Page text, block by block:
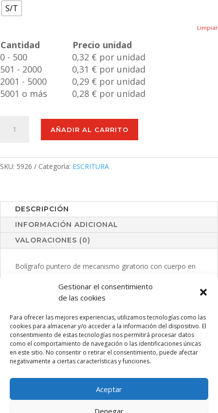
Gestionar el consentimiento
de las cookies
Para ofrecer las mejores experiencias, utilizamos tecnologías como las
cookies para almacenar y/o acceder a la información del dispositivo. El
consentimiento de estas tecnologías nos permitirá procesar datos
como el comportamiento de navegación o las identificaciones únicas
en este sitio. No consentir o retirar el consentimiento, puede afectar
negativamente a ciertas características y funciones.
Aceptar
Denegar
S/T
Limpiar
Cantidad
Precio unidad
0 - 500
0,32 € por unidad
501 - 2000
0,31 € por unidad
2001 - 5000
0,29 € por unidad
5001 o más
0,28 € por unidad
Puntero
AÑADIR AL CARRITO
SKU: 5926 Categoría: ESCRITURA
DESCRIPCIÓN
INFORMACIÓN ADICIONAL
VALORACIONES (0)
Bolígrafo puntero de mecanismo giratorio con cuerpo en
variada gama de llamativos colores. Tinta azul.
PRODUCTOS RELACIONADOS